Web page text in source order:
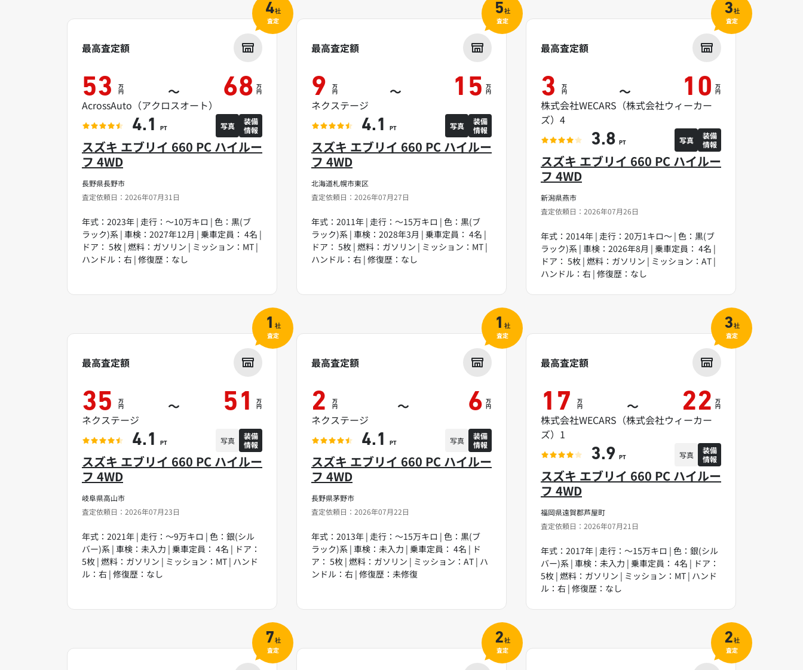
長野県長野市
査定依頼日：2026年07月31日
スズキ エブリイ 660 PC ハイルー
フ 4WD
年式：2023年 | 走行：～10万キロ | 色：黒(ブ
ラック)系 | 車検：2027年12月 | 乗車定員： 4名 |
ドア： 5枚 | 燃料：ガソリン | ミッション：MT |
ハンドル：右 | 修復歴：なし
最高査定額
53 万
円 ～ 68 万
円
AcrossAuto（アクロスオート）
4.1 PT 写真
装備
情報
4社
査定
北海道札幌市東区
査定依頼日：2026年07月27日
スズキ エブリイ 660 PC ハイルー
フ 4WD
年式：2011年 | 走行：～15万キロ | 色：黒(ブ
ラック)系 | 車検：2028年3月 | 乗車定員： 4名 |
ドア： 5枚 | 燃料：ガソリン | ミッション：MT |
ハンドル：右 | 修復歴：なし
最高査定額
9 万
円 ～ 15 万
円
ネクステージ
4.1 PT 写真
装備
情報
5社
査定
新潟県燕市
査定依頼日：2026年07月26日
スズキ エブリイ 660 PC ハイルー
フ 4WD
年式：2014年 | 走行：20万1キロ～ | 色：黒(ブ
ラック)系 | 車検：2026年8月 | 乗車定員： 4名 |
ドア： 5枚 | 燃料：ガソリン | ミッション：AT |
ハンドル：右 | 修復歴：なし
最高査定額
3 万
円 ～ 10 万
円
株式会社WECARS（株式会社ウィーカー
ズ）4
3.8 PT 写真
装備
情報
3社
査定
岐阜県高山市
査定依頼日：2026年07月23日
スズキ エブリイ 660 PC ハイルー
フ 4WD
年式：2021年 | 走行：～9万キロ | 色：銀(シル
バー)系 | 車検：未入力 | 乗車定員： 4名 | ドア：
5枚 | 燃料：ガソリン | ミッション：MT | ハンド
ル：右 | 修復歴：なし
最高査定額
35 万
円 ～ 51 万
円
ネクステージ
4.1 PT 写真
装備
情報
1 社
査定
長野県茅野市
査定依頼日：2026年07月22日
スズキ エブリイ 660 PC ハイルー
フ 4WD
年式：2013年 | 走行：～15万キロ | 色：黒(ブ
ラック)系 | 車検：未入力 | 乗車定員： 4名 | ド
ア： 5枚 | 燃料：ガソリン | ミッション：AT | ハ
ンドル：右 | 修復歴：未修復
最高査定額
2 万
円 ～ 6 万
円
ネクステージ
4.1 PT 写真
装備
情報
1 社
査定
福岡県遠賀郡芦屋町
査定依頼日：2026年07月21日
スズキ エブリイ 660 PC ハイルー
フ 4WD
年式：2017年 | 走行：～15万キロ | 色：銀(シル
バー)系 | 車検：未入力 | 乗車定員： 4名 | ドア：
5枚 | 燃料：ガソリン | ミッション：MT | ハンド
ル：右 | 修復歴：なし
最高査定額
17 万
円 ～ 22 万
円
株式会社WECARS（株式会社ウィーカー
ズ）1
3.9 PT 写真
装備
情報
3社
査定
7社
査定
2社
査定
2社
査定